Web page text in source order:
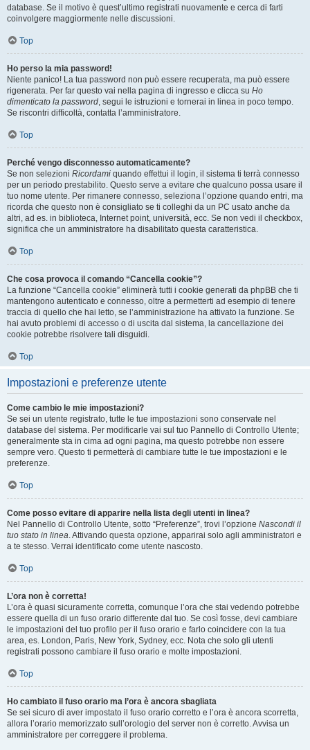
database. Se il motivo è quest’ultimo registrati nuovamente e cerca di farti
coinvolgere maggiormente nelle discussioni.
Top
Ho perso la mia password!
Niente panico! La tua password non può essere recuperata, ma può essere
rigenerata. Per far questo vai nella pagina di ingresso e clicca su Ho
dimenticato la password, segui le istruzioni e tornerai in linea in poco tempo.
Se riscontri difficoltà, contatta l’amministratore.
Top
Perché vengo disconnesso automaticamente?
Se non selezioni Ricordami quando effettui il login, il sistema ti terrà connesso
per un periodo prestabilito. Questo serve a evitare che qualcuno possa usare il
tuo nome utente. Per rimanere connesso, seleziona l’opzione quando entri, ma
ricorda che questo non è consigliato se ti colleghi da un PC usato anche da
altri, ad es. in biblioteca, Internet point, università, ecc. Se non vedi il checkbox,
significa che un amministratore ha disabilitato questa caratteristica.
Top
Che cosa provoca il comando “Cancella cookie”?
La funzione “Cancella cookie” eliminerà tutti i cookie generati da phpBB che ti
mantengono autenticato e connesso, oltre a permetterti ad esempio di tenere
traccia di quello che hai letto, se l’amministrazione ha attivato la funzione. Se
hai avuto problemi di accesso o di uscita dal sistema, la cancellazione dei
cookie potrebbe risolvere tali disguidi.
Top
Impostazioni e preferenze utente
Come cambio le mie impostazioni?
Se sei un utente registrato, tutte le tue impostazioni sono conservate nel
database del sistema. Per modificarle vai sul tuo Pannello di Controllo Utente;
generalmente sta in cima ad ogni pagina, ma questo potrebbe non essere
sempre vero. Questo ti permetterà di cambiare tutte le tue impostazioni e le
preferenze.
Top
Come posso evitare di apparire nella lista degli utenti in linea?
Nel Pannello di Controllo Utente, sotto “Preferenze”, trovi l’opzione Nascondi il
tuo stato in linea. Attivando questa opzione, apparirai solo agli amministratori e
a te stesso. Verrai identificato come utente nascosto.
Top
L’ora non è corretta!
L’ora è quasi sicuramente corretta, comunque l’ora che stai vedendo potrebbe
essere quella di un fuso orario differente dal tuo. Se così fosse, devi cambiare
le impostazioni del tuo profilo per il fuso orario e farlo coincidere con la tua
area, es. London, Paris, New York, Sydney, ecc. Nota che solo gli utenti
registrati possono cambiare il fuso orario e molte impostazioni.
Top
Ho cambiato il fuso orario ma l’ora è ancora sbagliata
Se sei sicuro di aver impostato il fuso orario corretto e l’ora è ancora scorretta,
allora l’orario memorizzato sull’orologio del server non è corretto. Avvisa un
amministratore per correggere il problema.